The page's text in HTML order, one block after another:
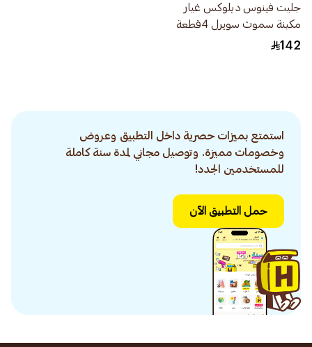
جليت فينوس ديلوكس غيار
مكينة سموث سويرل 4قطعة
142
استمتع بميزات حصرية داخل التطبيق وعروض
وخصومات مميزة. وتوصيل مجاني لمدة سنة كاملة
للمستخدمين الجدد!
حمل التطبيق الآن